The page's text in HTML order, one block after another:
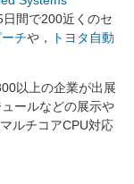
日間で200近くのセ
チや，
トヨタ自動
以上の企業が出展
ールなどの展示や
ルチコアCPU対応